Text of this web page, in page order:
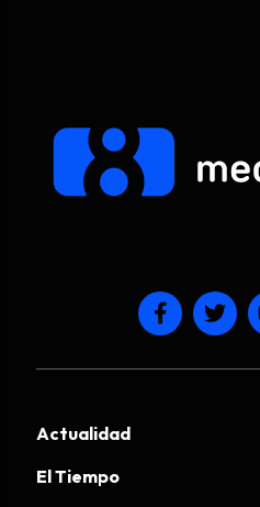
Actualidad
El Tiempo